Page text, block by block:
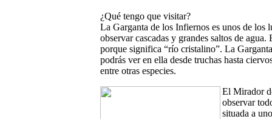
¿Qué tengo que visitar?
La Garganta de los Infiernos es unos de los
observar cascadas y grandes saltos de
porque significa “río cristalino”. La
podrás ver en ella desde truchas hasta
entre otras especies.
El Mirador
observar
situada a